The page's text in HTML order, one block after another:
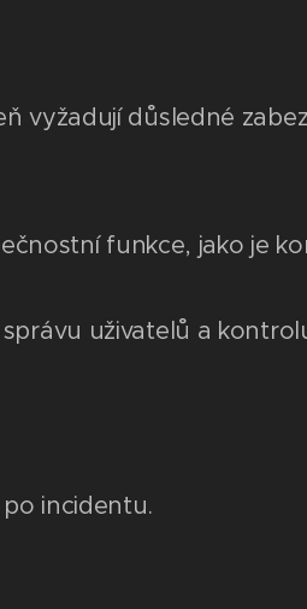
vyžadují důsledné
funkce, jako je
uživatelů a
incidentu.